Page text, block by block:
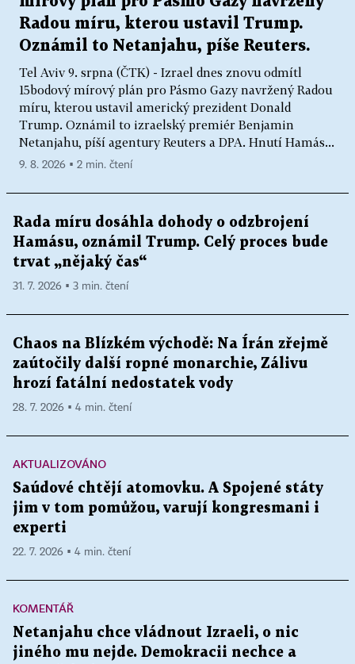
Radou míru, kterou ustavil Trump.
Oznámil to Netanjahu, píše Reuters.
Tel Aviv 9. srpna (ČTK) - Izrael dnes znovu odmítl
15bodový mírový plán pro Pásmo Gazy navržený Radou
míru, kterou ustavil americký prezident Donald
Trump. Oznámil to izraelský premiér Benjamin
Netanjahu, píší agentury Reuters a DPA. Hnutí Hamás...
9. 8. 2026 ▪ 2 min. čtení
Rada míru dosáhla dohody o odzbrojení
Hamásu, oznámil Trump. Celý proces bude
trvat „nějaký čas“
31. 7. 2026 ▪ 3 min. čtení
Chaos na Blízkém východě: Na Írán zřejmě
zaútočily další ropné monarchie, Zálivu
hrozí fatální nedostatek vody
28. 7. 2026 ▪ 4 min. čtení
AKTUALIZOVÁNO
Saúdové chtějí atomovku. A Spojené státy
jim v tom pomůžou, varují kongresmani i
experti
22. 7. 2026 ▪ 4 min. čtení
KOMENTÁŘ
Netanjahu chce vládnout Izraeli, o nic
jiného mu nejde. Demokracii nechce a